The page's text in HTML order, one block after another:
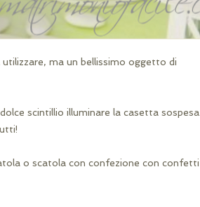
ma un bellissimo oggetto di
scintillio illuminare la casetta sospesa.
o scatola con confezione con confetti